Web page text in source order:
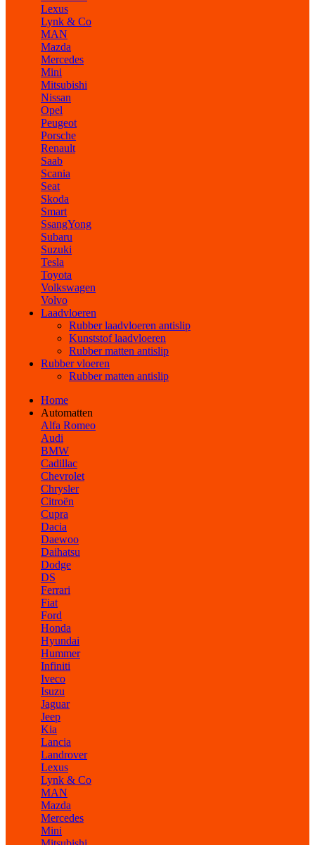
Lexus
Lynk & Co
MAN
Mazda
Mercedes
Mini
Mitsubishi
Nissan
Opel
Peugeot
Porsche
Renault
Saab
Scania
Seat
Skoda
Smart
SsangYong
Subaru
Suzuki
Tesla
Toyota
Volkswagen
Volvo
Laadvloeren
Rubber laadvloeren antislip
Kunststof laadvloeren
Rubber matten antislip
Rubber vloeren
Rubber matten antislip
Home
Automatten
Alfa Romeo
Audi
BMW
Cadillac
Chevrolet
Chrysler
Citroën
Cupra
Dacia
Daewoo
Daihatsu
Dodge
DS
Ferrari
Fiat
Ford
Honda
Hyundai
Hummer
Infiniti
Iveco
Isuzu
Jaguar
Jeep
Kia
Lancia
Landrover
Lexus
Lynk & Co
MAN
Mazda
Mercedes
Mini